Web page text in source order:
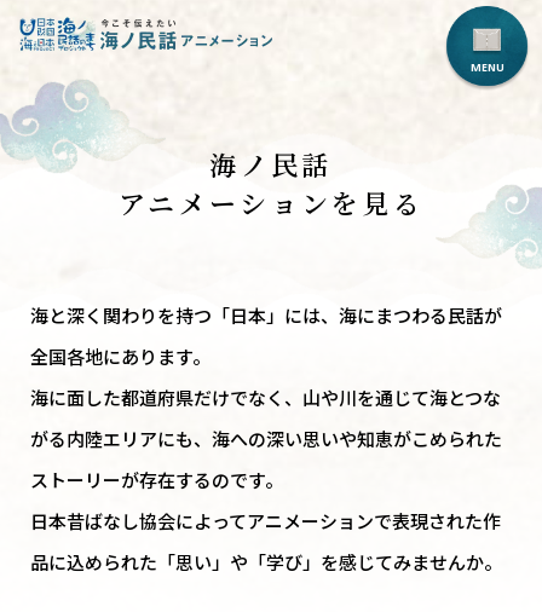
海ノ民話
アニメーションを見る
海と深く関わりを持つ「日本」には、海にまつわる民話が
全国各地にあります。
海に面した都道府県だけでなく、山や川を通じて海とつな
がる内陸エリアにも、 海への深い思いや知恵がこめられた
ストーリーが存在するのです。
日本昔ばなし協会によってアニメーションで表現された作
品に込められた「思い」や「学び」を感じてみませんか。